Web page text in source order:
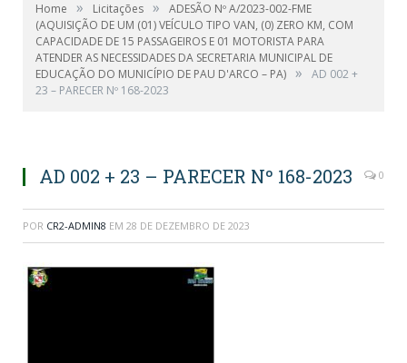
Home » Licitações »
ADESÃO Nº A/2023-002-FME
(AQUISIÇÃO DE UM (01) VEÍCULO TIPO VAN, (0) ZERO KM, COM
CAPACIDADE DE 15 PASSAGEIROS E 01 MOTORISTA PARA
ATENDER AS NECESSIDADES DA SECRETARIA MUNICIPAL DE
EDUCAÇÃO DO MUNICÍPIO DE PAU D'ARCO – PA) »
AD 002 +
23 – PARECER Nº 168-2023
AD 002 + 23 – PARECER Nº 168-2023 0
POR CR2-ADMIN8 EM 28 DE DEZEMBRO DE 2023